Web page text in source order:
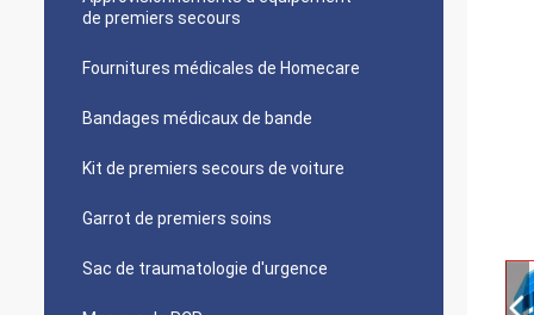
de premiers secours
Fournitures médicales de Homecare
Bandages médicaux de bande
Kit de premiers secours de voiture
Garrot de premiers soins
Sac de traumatologie d'urgence